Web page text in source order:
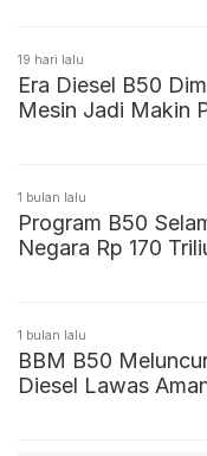
19 hari lalu
Era Diesel B50
Mesin Jadi Makin
1 bulan lalu
Program B50
Negara Rp 170
1 bulan lalu
BBM B50
Diesel Lawas